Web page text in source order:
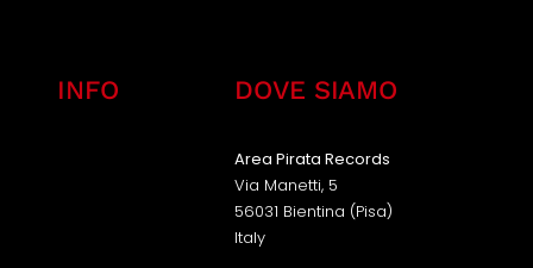
INFO DOVE SIAMO
Area Pirata Records
Via Manetti, 5
56031 Bientina (Pisa)
Italy